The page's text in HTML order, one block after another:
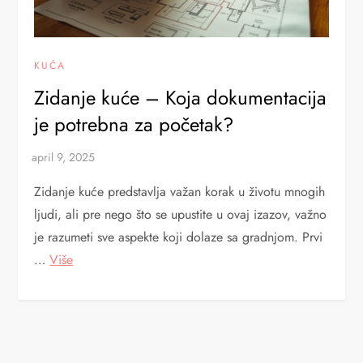
KUĆA
Zidanje kuće – Koja dokumentacija
je potrebna za početak?
Zidanje kuće predstavlja važan korak u životu mnogih
ljudi, ali pre nego što se upustite u ovaj izazov, važno
je razumeti sve aspekte koji dolaze sa gradnjom. Prvi
…Više